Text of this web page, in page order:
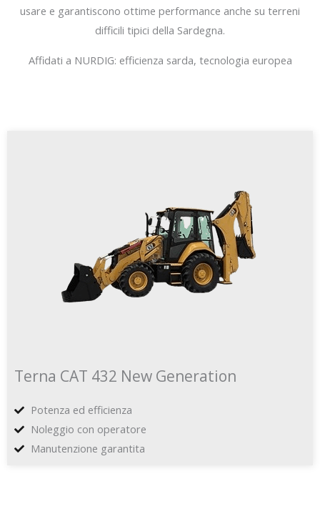
usare e garantiscono ottime performance anche su terreni
difficili tipici della Sardegna.
Affidati a NURDIG: efficienza sarda, tecnologia europea
Terna CAT 432 New Generation
Potenza ed efficienza
Noleggio con operatore
Manutenzione garantita